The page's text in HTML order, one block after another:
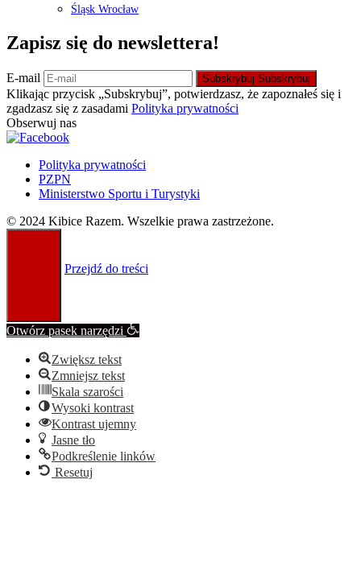
Śląsk Wrocław
Zapisz się do newslettera!
E-mail Subskrybuj Subskrybuj
Klikając przycisk „Subskrybuj”, potwierdzasz, że zapoznałeś się i
zgadzasz się z zasadami Polityka prywatności
Obserwuj nas
Polityka prywatności
PZPN
Ministerstwo Sportu i Turystyki
© 2024 Kibice Razem. Wszelkie prawa zastrzeżone.
Przejdź do treści
Otwórz pasek narzędzi
Zwiększ tekst
Zmniejsz tekst
Skala szarości
Wysoki kontrast
Kontrast ujemny
Jasne tło
Podkreślenie linków
Resetuj